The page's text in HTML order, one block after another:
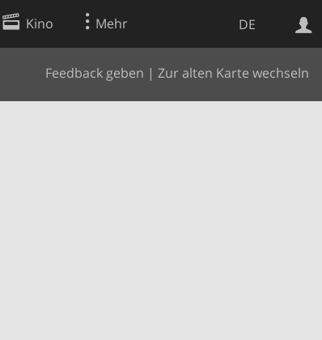
DE
Kino Mehr
Feedback geben | Zur alten Karte wechseln
Websuche